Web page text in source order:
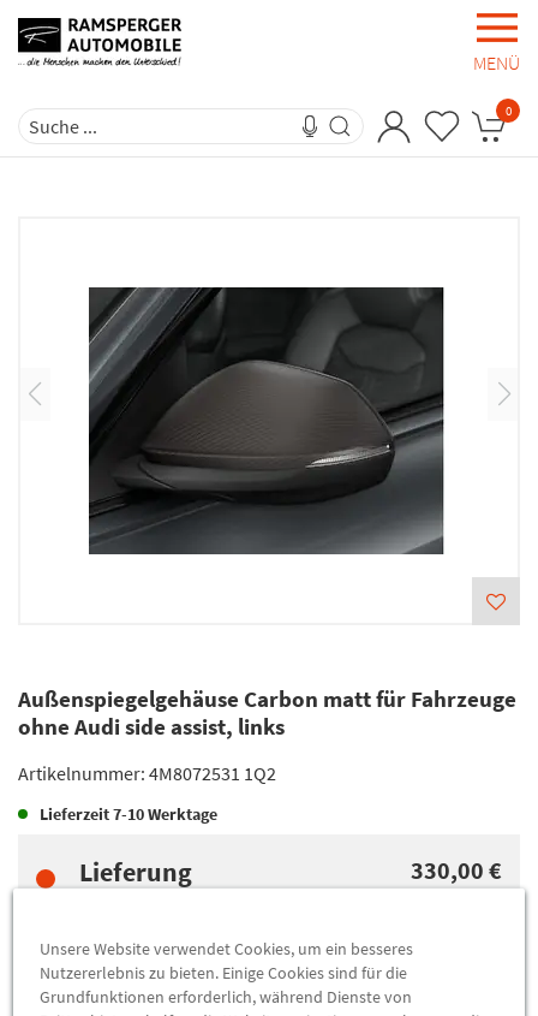
MENÜ
0
Außenspiegelgehäuse Carbon matt für Fahrzeuge
ohne Audi side assist, links
Artikelnummer: 4M8072531 1Q2
Lieferzeit7-10 Werktage
Lieferung 330,00 €
Abholung 330,00 €
Unsere Website verwendet Cookies, um ein besseres
Nutzererlebnis zu bieten. Einige Cookies sind für die
Grundfunktionen erforderlich, während Dienste von